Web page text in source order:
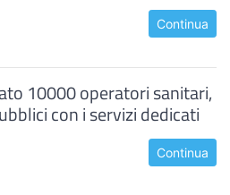
Continua
10000 operatori sanitari,
con i servizi dedicati
Continua